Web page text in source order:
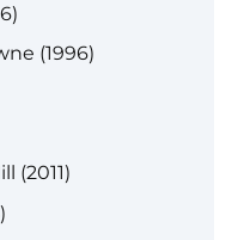
(1996)
(2011)